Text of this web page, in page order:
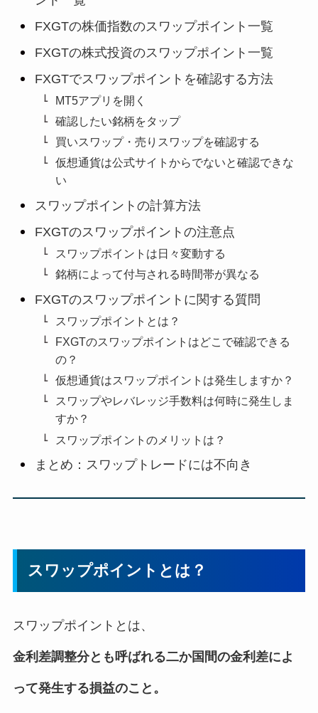
FXGTの株価指数のスワップポイント一覧
FXGTの株式投資のスワップポイント一覧
FXGTでスワップポイントを確認する方法
MT5アプリを開く
確認したい銘柄をタップ
買いスワップ・売りスワップを確認する
仮想通貨は公式サイトからでないと確認できな
い
スワップポイントの計算方法
FXGTのスワップポイントの注意点
スワップポイントは日々変動する
銘柄によって付与される時間帯が異なる
FXGTのスワップポイントに関する質問
スワップポイントとは？
FXGTのスワップポイントはどこで確認できる
の？
仮想通貨はスワップポイントは発生しますか？
スワップやレバレッジ手数料は何時に発生しま
すか？
スワップポイントのメリットは？
まとめ：スワップトレードには不向き
スワップポイントとは？
スワップポイントとは、
金利差調整分とも呼ばれる二か国間の金利差によ
って発生する損益のこと。